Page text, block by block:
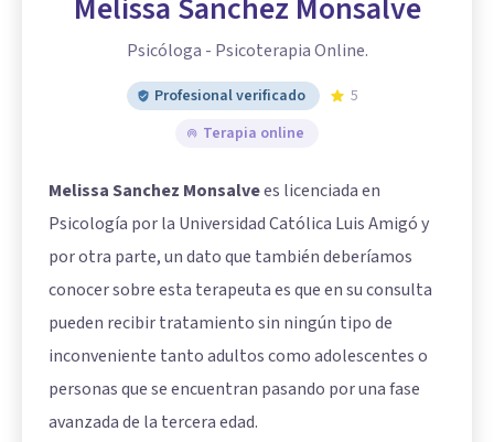
Melissa Sanchez Monsalve
Psicóloga - Psicoterapia Online.
Profesional verificado
5
Terapia online
Melissa Sanchez Monsalvees licenciada en
Psicología por la Universidad Católica Luis Amigó y
por otra parte, un dato que también deberíamos
conocer sobre esta terapeuta es que en su consulta
pueden recibir tratamiento sin ningún tipo de
inconveniente tanto adultos como adolescentes o
personas que se encuentran pasando por una fase
avanzada de la tercera edad.